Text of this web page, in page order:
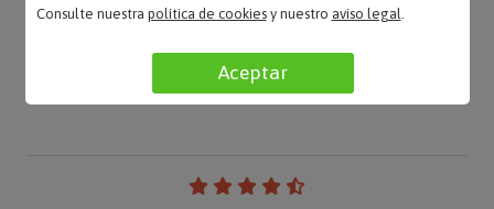
OPINIONES
Consulte nuestra política de cookiesy nuestro aviso legal.
Aceptar